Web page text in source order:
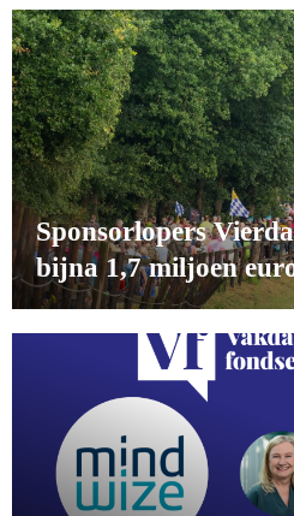
Sponsorlopers
bijna 1,7 miljoen